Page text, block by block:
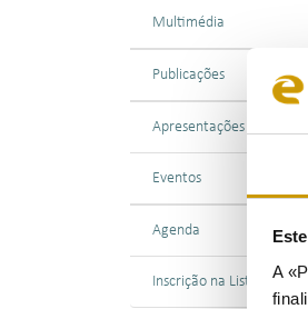
A
Multimédia
Publicações
Apresentações
Eventos
Agenda
Inscrição na Lista de